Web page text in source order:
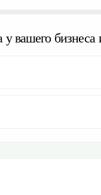
вашего бизнеса